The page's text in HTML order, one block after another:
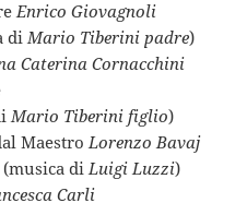
Enrico Giovagnoli
di Mario Tiberini padre)
Caterina Cornacchini
Mario Tiberini figlio)
Maestro Lorenzo Bavaj
(musica di Luigi Luzzi)
Carli